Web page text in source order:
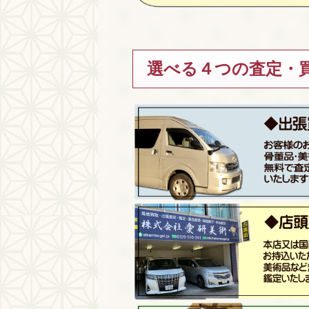
選べる４つの査定・